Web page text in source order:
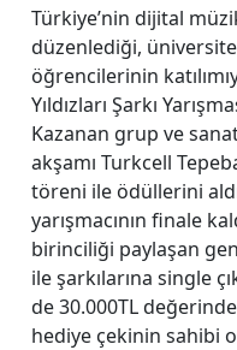
Türkiye’nin dijital
düzenlediği,
öğrencilerinin
Yıldızları Şarkı
Kazanan grup ve
akşamı Turkcell
töreni ile ödüllerini
yarışmacının finale
birinciliği paylaşan
ile şarkılarına single
de 30.000TL
hediye çekinin sahibi